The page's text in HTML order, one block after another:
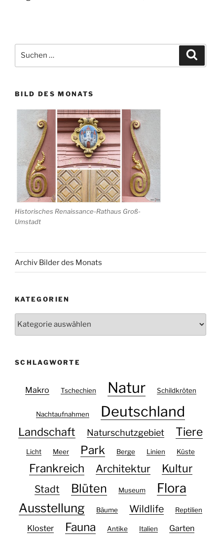
nach:
BILD DES MONATS
Historisches Renaissance-Rathaus Groß-
Umstadt
Archiv Bilder des Monats
KATEGORIEN
SCHLAGWORTE
Makro Tschechien Natur Schildkröten
Nachtaufnahmen Deutschland
Landschaft Naturschutzgebiet Tiere
Licht Meer Park Berge Linien Küste
Frankreich Architektur Kultur
Stadt Blüten Museum Flora
Ausstellung Bäume Wildlife Reptilien
Kloster Fauna Antike Italien Garten